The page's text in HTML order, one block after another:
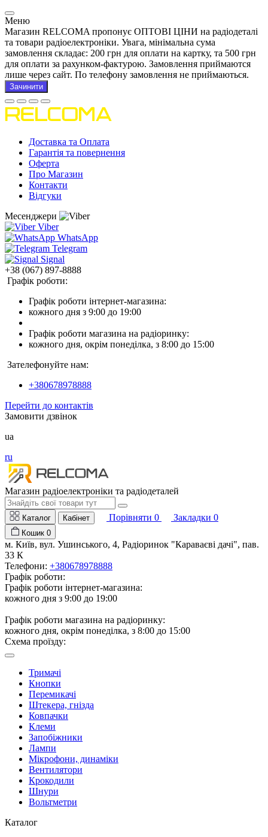
Меню
Магазин RELCOMA пропонує ОПТОВІ ЦІНИ на радіодеталі
та товари радіоелектроніки. Увага, мінімальна сума
замовлення складає: 200 грн для оплати на картку, та 500 грн
для оплати за рахунком-фактурою. Замовлення приймаются
лише через сайт. По телефону замовлення не приймаються.
Зачинити
Доставка та Оплата
Гарантія та повернення
Оферта
Про Магазин
Контакти
Відгуки
Месенджери
Viber
WhatsApp
Telegram
Signal
+38 (067) 897-8888
Графік роботи:
Графік роботи інтернет-магазина:
кожного дня з 9:00 до 19:00
Графік роботи магазина на радіоринку:
кожного дня, окрім понеділка, з 8:00 до 15:00
Зателефонуйте нам:
+380678978888
Перейти до контактів
Замовити дзвінок
ua
ru
Магазин радіоелектроніки та радіодеталей
Каталог Кабінет Порівняти 0 Закладки 0
Кошик 0
м. Київ, вул. Ушинського, 4, Радіоринок "Караваєві дачі", пав.
33 К
Телефони: +380678978888
Графік роботи:
Графік роботи інтернет-магазина:
кожного дня з 9:00 до 19:00
Графік роботи магазина на радіоринку:
кожного дня, окрім понеділка, з 8:00 до 15:00
Схема проїзду:
Тримачі
Кнопки
Перемикачі
Штекера, гнізда
Ковпачки
Клеми
Запобіжники
Лампи
Мікрофони, динаміки
Вентилятори
Крокодили
Шнури
Вольтметри
Каталог